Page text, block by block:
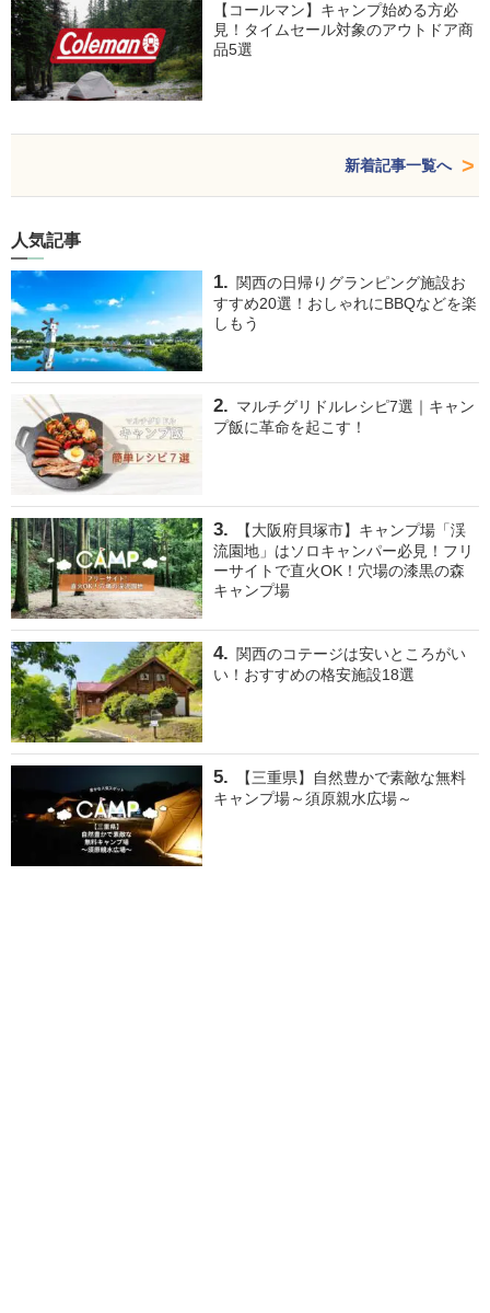
【コールマン】キャンプ始める方必
見！タイムセール対象のアウトドア商
品5選
新着記事一覧へ
人気記事
関西の日帰りグランピング施設お
すすめ20選！おしゃれにBBQなどを楽
しもう
マルチグリドルレシピ7選｜キャン
プ飯に革命を起こす！
【大阪府貝塚市】キャンプ場「渓
流園地」はソロキャンパー必見！フリ
ーサイトで直火OK！穴場の漆黒の森
キャンプ場
関西のコテージは安いところがい
い！おすすめの格安施設18選
【三重県】自然豊かで素敵な無料
キャンプ場～須原親水広場～